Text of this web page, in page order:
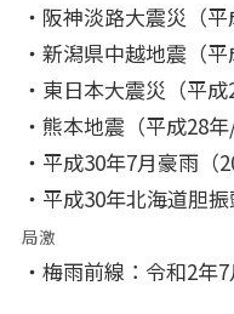
・阪神淡路大震災（平
・新潟県中越地震（平
・東日本大震災（平成
・熊本地震（平成28年
・平成30年7月豪雨（
・平成30年北海道胆
局激
・梅雨前線：令和2年